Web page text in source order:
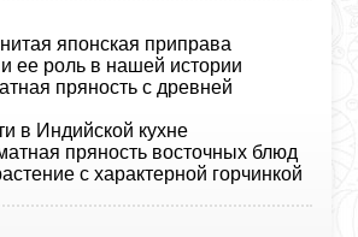
японская приправа
ее роль в нашей истории
пряность с древней
в Индийской кухне
пряность восточных блюд
с характерной горчинкой